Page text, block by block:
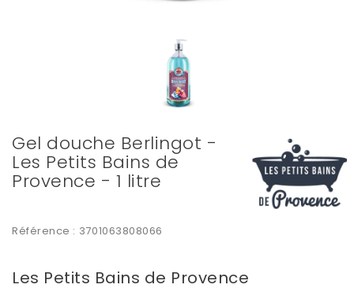
Gel douche Berlingot -
Les Petits Bains de
Provence - 1 litre
Référence : 3701063808066
Les Petits Bains de Provence